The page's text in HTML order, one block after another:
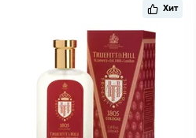
Хит